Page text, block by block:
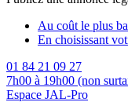
Au coût le plus
En choisissant
01 84 21 09 27
7h00 à 19h00 (non
Espace JAL-Pro